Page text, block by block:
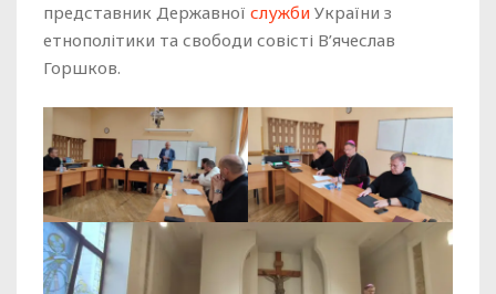
представник Державної служби України з
етнополітики та свободи совісті В’ячеслав
Горшков.